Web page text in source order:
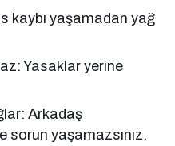
kaybı yaşamadan yağ
Yasaklar yerine
Arkadaş
sorun yaşamazsınız.